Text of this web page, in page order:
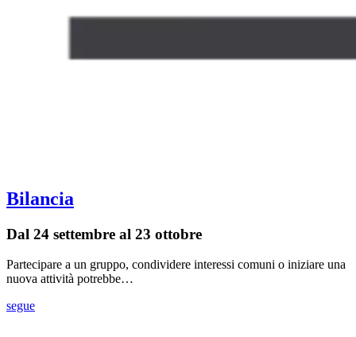
Bilancia
Dal 24 settembre al 23 ottobre
Partecipare a un gruppo, condividere interessi comuni o iniziare una
nuova attività potrebbe…
segue